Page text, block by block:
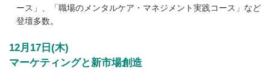
ース」、「職場のメンタルケア・マネジメント実践コース」など
登壇多数 。
12月17日(木)
マーケティングと新市場創造